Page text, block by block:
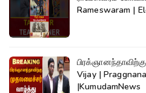
Rameswaram |
Vijay |
|KumudamNews